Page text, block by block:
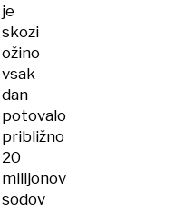
je
skozi
ožino
vsak
dan
potovalo
približno
20
milijonov
sodov